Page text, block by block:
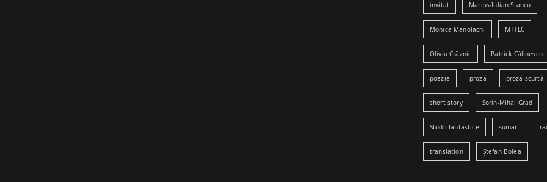
invitat Marius-Iulian Stancu
Monica Manolachi MTTLC
Oliviu Crâznic Patrick Călinescu
poezie proză proză scurtă
short story Sorin-Mihai Grad
Studii fantastice sumar
translation Ștefan Bolea